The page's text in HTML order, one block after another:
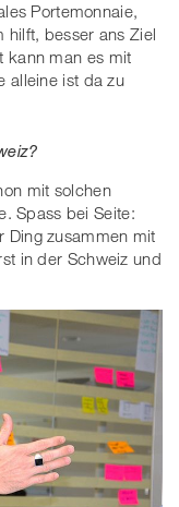
Portemonnaie,
hilft, besser ans Ziel
kann man es mit
alleine ist da zu
mit solchen
Spass bei Seite:
Ding zusammen mit
in der Schweiz und